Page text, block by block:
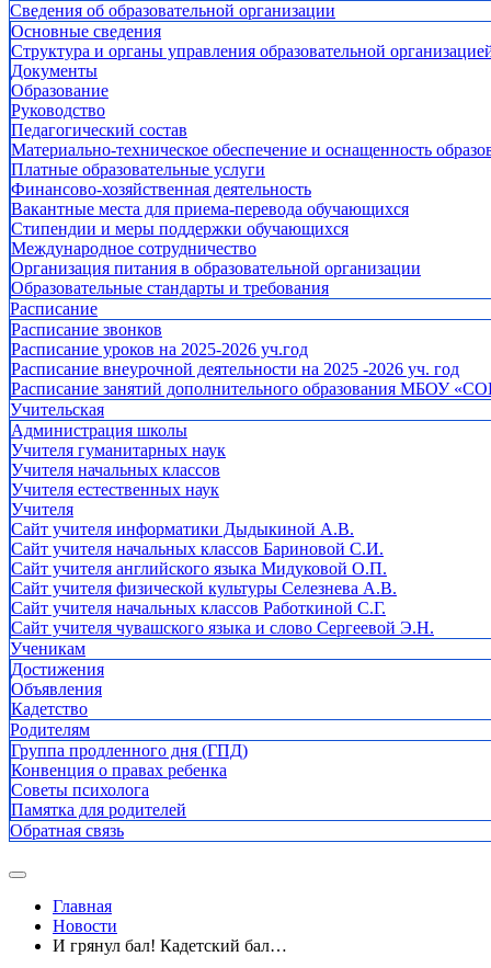
Сведения об образовательной организации
Основные сведения
Структура и органы управления образовательной
Документы
Образование
Руководство
Педагогический состав
Материально-техническое обеспечение и оснащенность
Платные образовательные услуги
Финансово-хозяйственная деятельность
Вакантные места для приема-перевода обучающихся
Стипендии и меры поддержки обучающихся
Международное сотрудничество
Организация питания в образовательной организации
Образовательные стандарты и требования
Расписание
Расписание звонков
Расписание уроков на 2025-2026 уч.год
Расписание внеурочной деятельности на 2025 -2026 уч. год
Расписание занятий дополнительного образования МБОУ
Учительская
Администрация школы
Учителя гуманитарных наук
Учителя начальных классов
Учителя естественных наук
Учителя
Cайт учителя информатики Дыдыкиной А.В.
Сайт учителя начальных классов Бариновой С.И.
Сайт учителя английского языка Мидуковой О.П.
Сайт учителя физической культуры Селезнева А.В.
Сайт учителя начальных классов Работкиной С.Г.
Сайт учителя чувашского языка и слово Сергеевой Э.Н.
Ученикам
Достижения
Объявления
Кадетство
Родителям
Группа продленного дня (ГПД)
Конвенция о правах ребенка
Советы психолога
Памятка для родителей
Обратная связь
Главная
Новости
И грянул бал! Кадетский бал…